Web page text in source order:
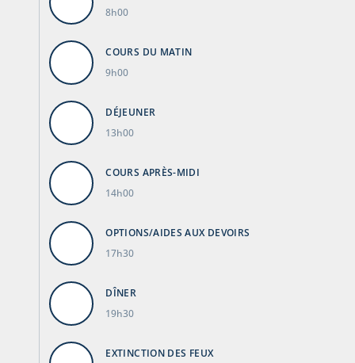
8h00
COURS DU MATIN
9h00
DÉJEUNER
13h00
COURS APRÈS-MIDI
14h00
OPTIONS/AIDES AUX DEVOIRS
17h30
DÎNER
19h30
EXTINCTION DES FEUX